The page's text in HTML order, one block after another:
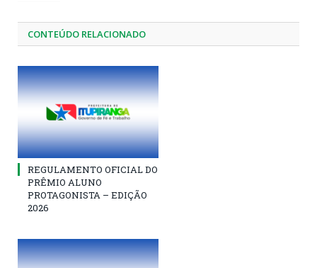
CONTEÚDO RELACIONADO
REGULAMENTO OFICIAL DO
PRÊMIO ALUNO
PROTAGONISTA – EDIÇÃO
2026